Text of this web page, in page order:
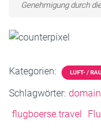
Genehmigung durch
Kategorien: LUFT- /
Schlagwörter: domain
flugboerse.travel